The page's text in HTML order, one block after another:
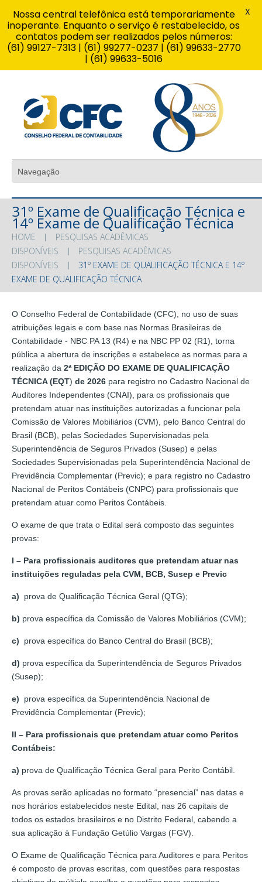
31º Exame de Qualificação Técnica e
14º Exame de Qualificação Técnica
HOME
PESQUISAS ACADÊMICAS
DISPONÍVEIS
PESQUISAS ACADÊMICAS
DISPONÍVEIS
31º EXAME DE QUALIFICAÇÃO TÉCNICA E 14º
EXAME DE QUALIFICAÇÃO TÉCNICA
O Conselho Federal de Contabilidade (CFC), no uso de suas
atribuições legais e com base nas Normas Brasileiras de
Contabilidade - NBC PA 13 (R4) e na NBC PP 02 (R1), torna
pública a abertura de inscrições e estabelece as normas para a
realização da 2ª EDIÇÃO DO EXAME DE QUALIFICAÇÃO
TÉCNICA (EQT) de 2026 para registro no Cadastro Nacional de
Auditores Independentes (CNAI), para os profissionais que
pretendam atuar nas instituições autorizadas a funcionar pela
Comissão de Valores Mobiliários (CVM), pelo Banco Central do
Brasil (BCB), pelas Sociedades Supervisionadas pela
Superintendência de Seguros Privados (Susep) e pelas
Sociedades Supervisionadas pela Superintendência Nacional de
Previdência Complementar (Previc); e para registro no Cadastro
Nacional de Peritos Contábeis (CNPC) para profissionais que
pretendam atuar como Peritos Contábeis.
O exame de que trata o Edital será composto das seguintes
provas:
I – Para profissionais auditores que pretendam atuar nas
instituições reguladas pela CVM, BCB, Susep e Previc
a) prova de Qualificação Técnica Geral (QTG);
b) prova específica da Comissão de Valores Mobiliários (CVM);
c) prova específica do Banco Central do Brasil (BCB);
d) prova específica da Superintendência de Seguros Privados
(Susep);
e) prova específica da Superintendência Nacional de
Previdência Complementar (Previc);
II – Para profissionais que pretendam atuar como Peritos
Contábeis:
a) prova de Qualificação Técnica Geral para Perito Contábil.
As provas serão aplicadas no formato “presencial” nas datas e
nos horários estabelecidos neste Edital, nas 26 capitais de
todos os estados brasileiros e no Distrito Federal, cabendo a
sua aplicação à Fundação Getúlio Vargas (FGV).
O Exame de Qualificação Técnica para Auditores e para Peritos
é composto de provas escritas, com questões para respostas
Nossa central telefônica está temporariamente
inoperante. Enquanto o serviço é restabelecido, os
contatos podem ser realizados pelos números:
(61) 99127-7313 | (61) 99277-0237 | (61) 99633-2770
| (61) 99633-5016
X